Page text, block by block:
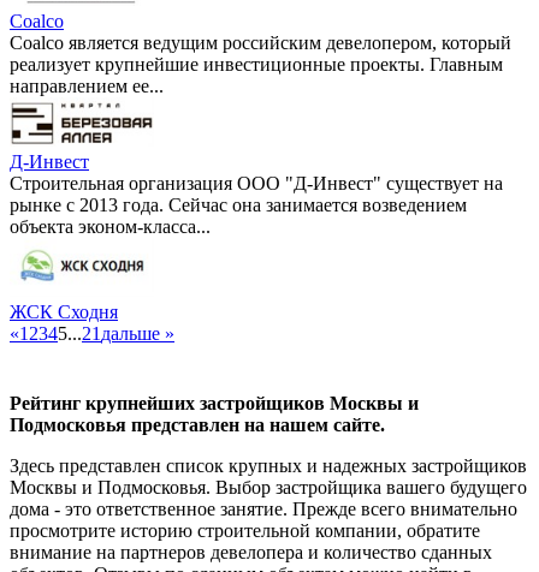
Coalco
Coalco является ведущим российским девелопером, который
реализует крупнейшие инвестиционные проекты. Главным
направлением ее...
Д-Инвест
Строительная организация ООО "Д-Инвест" существует на
рынке с 2013 года. Сейчас она занимается возведением
объекта эконом-класса...
ЖСК Сходня
«1 2345...21 дальше »
Рейтинг крупнейших застройщиков Москвы и
Подмосковья представлен на нашем сайте.
Здесь представлен список крупных и надежных застройщиков
Москвы и Подмосковья. Выбор застройщика вашего будущего
дома - это ответственное занятие. Прежде всего внимательно
просмотрите историю строительной компании, обратите
внимание на партнеров девелопера и количество сданных